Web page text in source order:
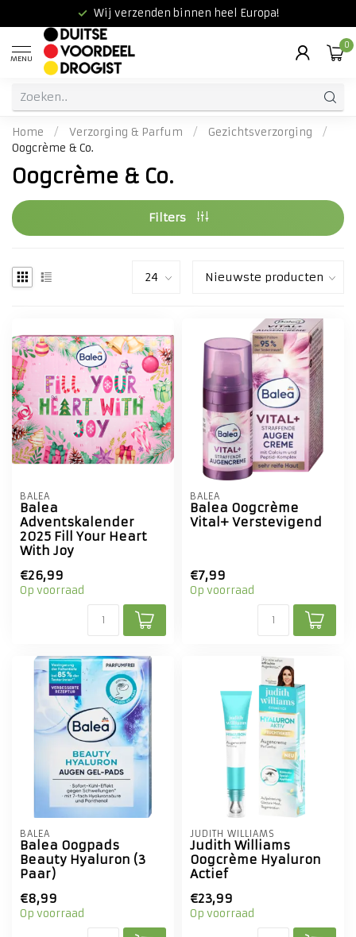
Wij verzenden binnen heel Europa!
MENU
0
Home / Verzorging & Parfum / Gezichtsverzorging
/
Oogcrème & Co.
Oogcrème & Co.
Filters
BALEA
Balea
Adventskalender
2025 Fill Your Heart
With Joy
€26,99
Op voorraad
BALEA
Balea Oogcrème
Vital+ Verstevigend
€7,99
Op voorraad
BALEA
Balea Oogpads
Beauty Hyaluron (3
Paar)
€8,99
Op voorraad
JUDITH WILLIAMS
Judith Williams
Oogcrème Hyaluron
Actief
€23,99
Op voorraad